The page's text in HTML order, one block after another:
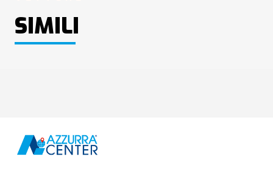
SIMILI